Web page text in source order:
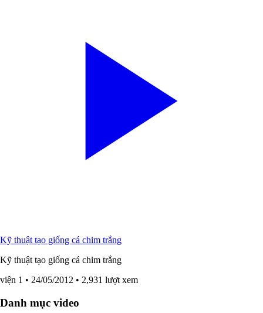
Kỹ thuật tạo giống cá chim trắng
Kỹ thuật tạo giống cá chim trắng
viện 1 • 24/05/2012 • 2,931 lượt xem
Danh mục video